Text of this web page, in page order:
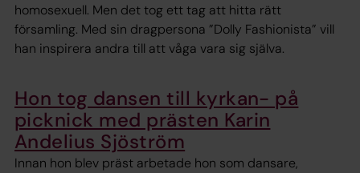
homosexuell. Men det tog ett tag att hitta rätt
församling. Med sin dragpersona ”Dolly Fashionista” vill
han inspirera andra till att våga vara sig själva.
Hon tog dansen till kyrkan- på
picknick med prästen Karin
Andelius Sjöström
Innan hon blev präst arbetade hon som dansare,